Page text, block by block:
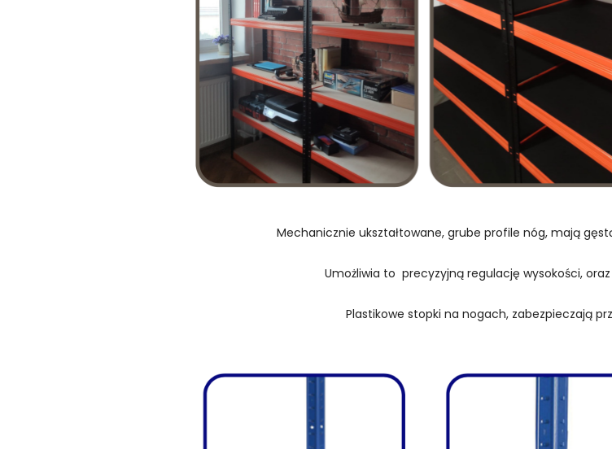
Mechanicznie ukształtowane, grube profile nóg, mają
Umożliwia to precyzyjną regulację wysokości,
Plastikowe stopki na nogach, zabezpieczają